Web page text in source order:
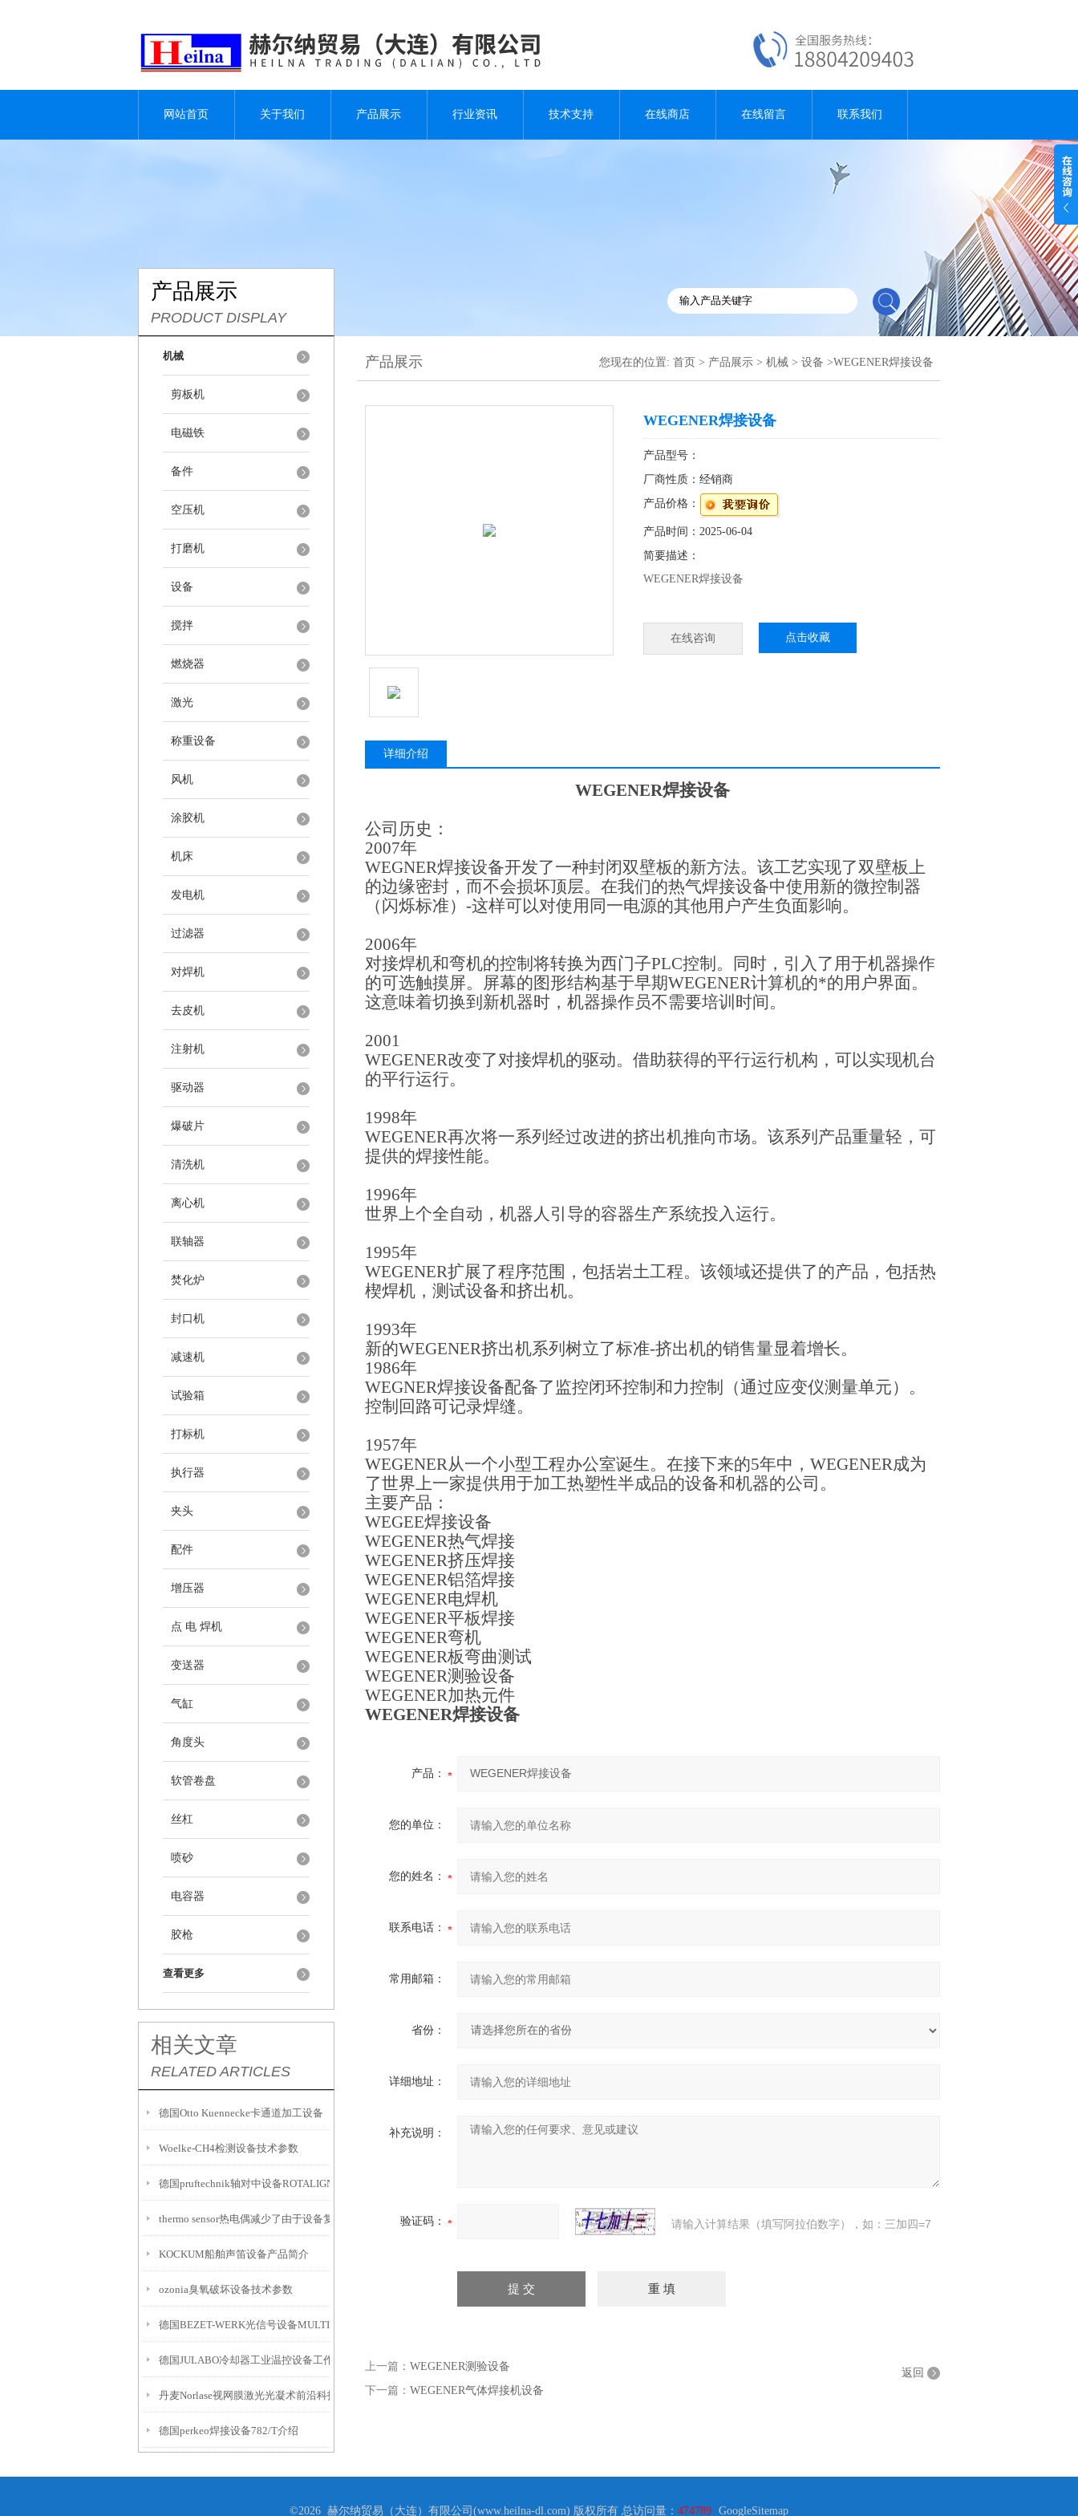
网站首页 关于我们 产品展示 行业资讯 技术支持 在线商店 在线留言 联系我们
产品展示
PRODUCT DISPLAY
机械
剪板机
电磁铁
备件
空压机
打磨机
设备
搅拌
燃烧器
激光
称重设备
风机
涂胶机
机床
发电机
过滤器
对焊机
去皮机
注射机
驱动器
爆破片
清洗机
离心机
联轴器
焚化炉
封口机
减速机
试验箱
打标机
执行器
夹头
配件
增压器
点 电 焊机
变送器
气缸
角度头
软管卷盘
丝杠
喷砂
电容器
胶枪
查看更多
相关文章
RELATED ARTICLES
德国Otto Kuennecke卡通道加工设备
Woelke-CH4检测设备技术参数
德国pruftechnik轴对中设备ROTALIGN Touch
thermo sensor热电偶减少了由于设备复杂性导致的测量误差
KOCKUM船舶声笛设备产品简介
ozonia臭氧破坏设备技术参数
德国BEZET-WERK光信号设备MULTI介绍
德国JULABO冷却器工业温控设备工作原理
丹麦Norlase视网膜激光光凝术前沿科技设备
德国perkeo焊接设备782/T介绍
产品展示 您现在的位置: 首页 > 产品展示 > 机械 > 设备 >WEGENER焊接设备
WEGENER焊接设备
产品型号：
厂商性质：经销商
产品价格：
产品时间：2025-06-04
简要描述：
WEGENER焊接设备
2007年
WEGNER焊接设备开发了一种封闭双壁板的新方法。该工艺
在线咨询 点击收藏
详细介绍
WEGENER焊接设备
公司历史：
2007年
WEGNER焊接设备开发了一种封闭双壁板的新方法。该工艺实现了双壁板上
的边缘密封，而不会损坏顶层。在我们的热气焊接设备中使用新的微控制器
（闪烁标准） -这样可以对使用同一电源的其他用户产生负面影响。
2006年
对接焊机和弯机的控制将转换为西门子PLC控制。同时，引入了用于机器操作
的可选触摸屏。屏幕的图形结构基于早期WEGENER计算机的*的用户界面。
这意味着切换到新机器时，机器操作员不需要培训时间。
2001
WEGENER改变了对接焊机的驱动。借助获得的平行运行机构，可以实现机台
的平行运行。
1998年
WEGENER再次将一系列经过改进的挤出机推向市场。该系列产品重量轻，可
提供的焊接性能。
1996年
世界上个全自动，机器人引导的容器生产系统投入运行。
1995年
WEGENER扩展了程序范围，包括岩土工程。该领域还提供了的产品，包括热
楔焊机，测试设备和挤出机。
1993年
新的WEGENER挤出机系列树立了标准-挤出机的销售量显着增长。
1986年
WEGNER焊接设备配备了监控闭环控制和力控制（通过应变仪测量单元）。
控制回路可记录焊缝。
1957年
WEGENER从一个小型工程办公室诞生。在接下来的5年中， WEGENER成为
了世界上一家提供用于加工热塑性半成品的设备和机器的公司。
主要产品：
WEGEE焊接设备
WEGENER热气焊接
WEGENER挤压焊接
WEGENER铝箔焊接
WEGENER电焊机
WEGENER平板焊接
WEGENER弯机
WEGENER板弯曲测试
WEGENER测验设备
WEGENER加热元件
WEGENER焊接设备
产品：
您的单位：
您的姓名：
联系电话：
常用邮箱：
省份：
详细地址：
补充说明：
验证码： 请输入计算结果（填写阿拉伯数字），如：三加四=7
上一篇： WEGENER测验设备
下一篇： WEGENER气体焊接机设备
返回
©2026 赫尔纳贸易（大连）有限公司(www.heilna-dl.com) 版权所有 总访问量： 474789 GoogleSitemap